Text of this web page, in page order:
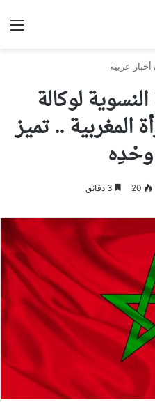
أخبار عربية
لوكالة
المغربية .. تميز
20